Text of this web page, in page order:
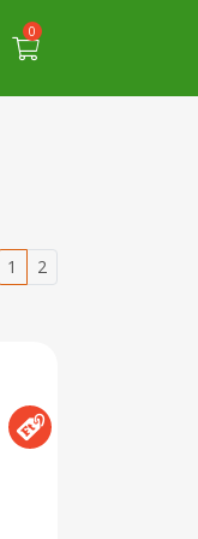
0
1 2